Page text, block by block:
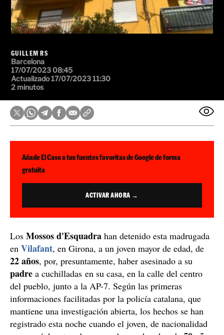
GUILLEM RS
Barcelona
17/07/2023 08:45
Actualizado 17/07/2023 11:30
2 minutos
Añade El Caso a tus fuentes favoritas de Google de forma
gratuita
ACTIVAR AHORA →
Los Mossos d'Esquadra han detenido esta madrugada
en Vilafant, en Girona, a un joven mayor de edad, de
22 años, por, presuntamente, haber asesinado a su
padre a cuchilladas en su casa, en la calle del centro
del pueblo, junto a la AP-7. Según las primeras
informaciones facilitadas por la policía catalana, que
mantiene una investigación abierta, los hechos se han
registrado esta noche cuando el joven, de nacionalidad